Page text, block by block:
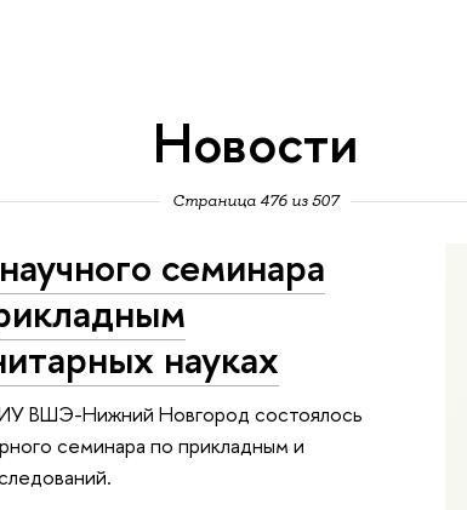
Новости
Страница 476 из 507
семинара
науках
ВШЭ-Нижний Новгород состоялось
семинара по прикладным и